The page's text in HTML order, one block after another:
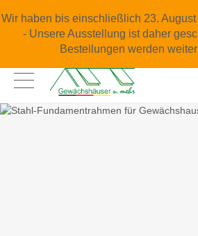
Wir haben bis einschließlich 23.
- Unsere Ausstellung ist daher
Bestellungen werden